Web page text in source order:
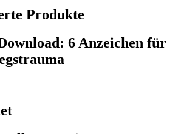
Produkte
6 Anzeichen für